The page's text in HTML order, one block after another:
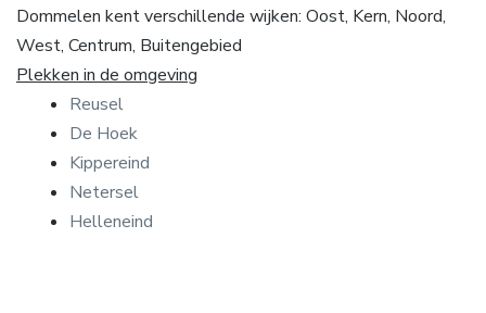
Dommelen kent verschillende wijken: Oost, Kern, Noord,
West, Centrum, Buitengebied
Plekken in de omgeving
Reusel
De Hoek
Kippereind
Netersel
Helleneind